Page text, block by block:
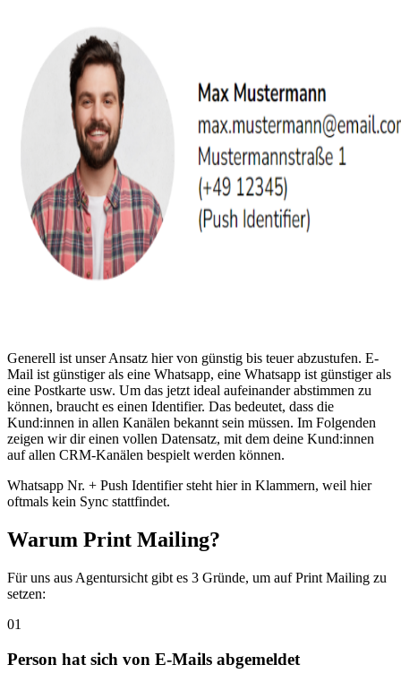
Generell ist unser Ansatz hier von günstig bis teuer abzustufen. E-
Mail ist günstiger als eine Whatsapp, eine Whatsapp ist günstiger als
eine Postkarte usw. Um das jetzt ideal aufeinander abstimmen zu
können, braucht es einen Identifier. Das bedeutet, dass die
Kund:innen in allen Kanälen bekannt sein müssen. Im Folgenden
zeigen wir dir einen vollen Datensatz, mit dem deine Kund:innen
auf allen CRM-Kanälen bespielt werden können.
Whatsapp Nr. + Push Identifier steht hier in Klammern, weil hier
oftmals kein Sync stattfindet.
Warum Print Mailing?
Für uns aus Agentursicht gibt es 3 Gründe, um auf Print Mailing zu
setzen:
01
Person hat sich von E-Mails abgemeldet